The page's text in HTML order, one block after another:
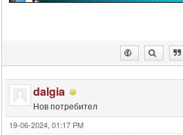
dalgia
Нов потребител
19-06-2024, 01:17 PM